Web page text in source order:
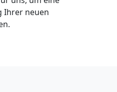
Ihrer neuen